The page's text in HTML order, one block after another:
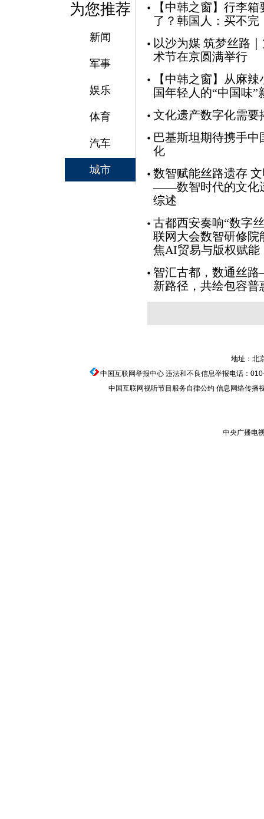
为您推荐
新闻
军事
娱乐
体育
汽车
城市
【中韩之窗】行李
了？韩国人：买不完
以沙为媒 筑梦丝路
术节在京圆满举行
【中韩之窗】从麻
国年轻人的“中国味”
文化遗产数字化需要
巴基斯坦期待携手
化
数智赋能丝路遗存
——数智时代的文化
综述
古都西安奏响“数字
联网大会数智研修院
焦AI贸易与版权赋能
智汇古都，数通丝
新路径，共绘包容普
地址：北
中国互联网举报中心违法和不良信息举报电话：
中国互联网视听节目服务自律公约 信息网络传
中央广播电